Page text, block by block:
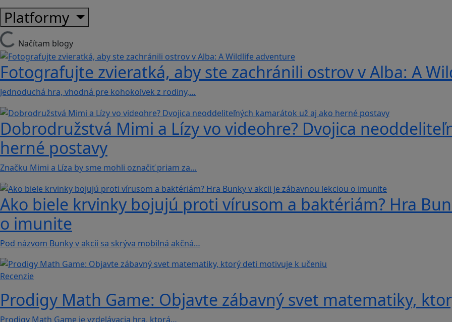
Platformy
Načítam blogy
Fotografujte zvieratká, aby ste zachránili ostrov v Alba: A
Jednoduchá hra, vhodná pre kohokoľvek z rodiny,…
Dobrodružstvá Mimi a Lízy vo videohre? Dvojica
herné postavy
Značku Mimi a Líza by sme mohli označiť priam za…
Ako biele krvinky bojujú proti vírusom a baktériám? Hra
o imunite
Pod názvom Bunky v akcii sa skrýva mobilná akčná…
Recenzie
Prodigy Math Game: Objavte zábavný svet matematiky,
Prodigy Math Game je vzdelávacia hra, ktorá…